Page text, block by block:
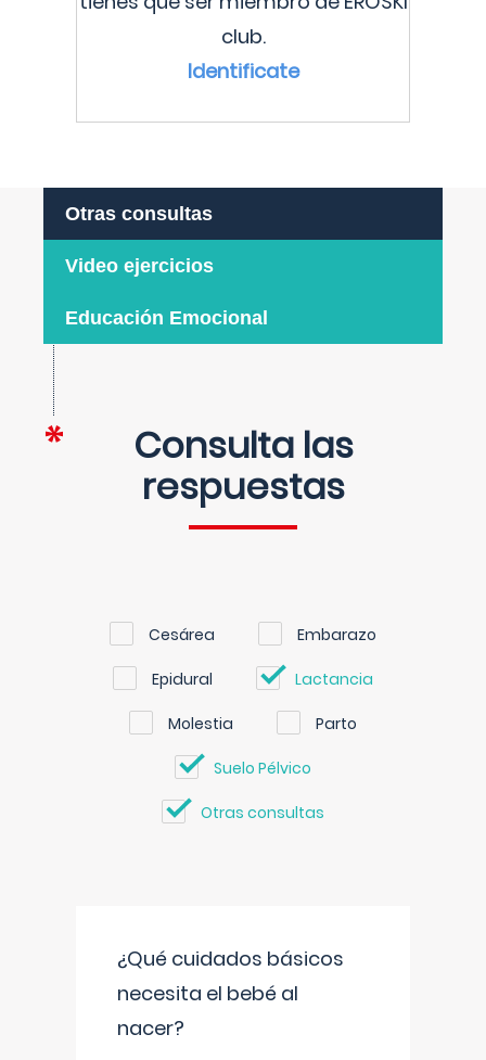
club.
Identificate
Otras consultas
Video ejercicios
Educación Emocional
Consulta las
respuestas
Cesárea Embarazo
Epidural Lactancia
Molestia Parto
Suelo Pélvico
Otras consultas
¿Qué cuidados básicos
necesita el bebé al
nacer?